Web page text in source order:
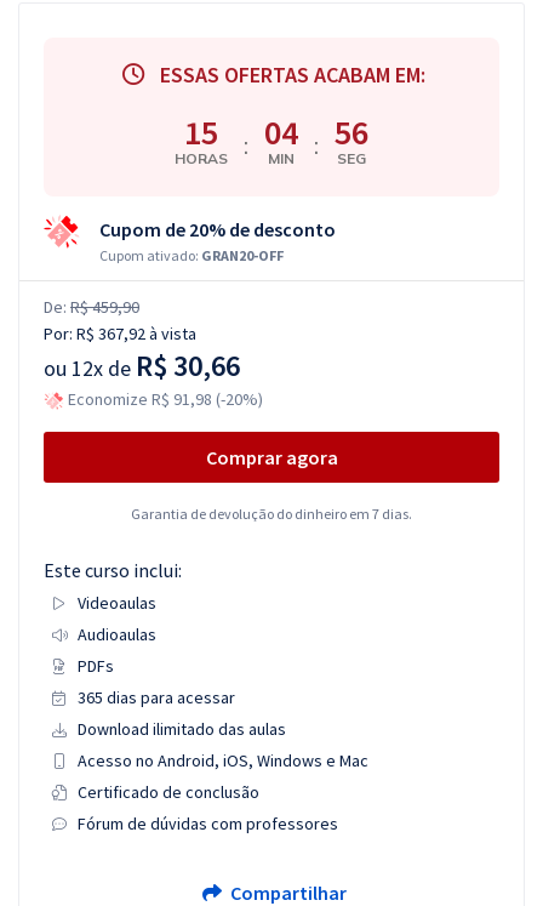
ESSAS OFERTAS ACABAM EM:
15
HORAS : 04
MIN : 55
SEG
Cupom de 20% de desconto
Cupom ativado: GRAN20-OFF
De: R$ 459,90
Por: R$ 367,92à vista
ou 12x de R$ 30,66
Economize R$ 91,98 (-20%)
Comprar agora
Garantia de devolução do dinheiro em 7 dias.
Este curso inclui:
Videoaulas
Audioaulas
PDFs
365 dias para acessar
Download ilimitado das aulas
Acesso no Android, iOS, Windows e Mac
Certificado de conclusão
Fórum de dúvidas com professores
Compartilhar